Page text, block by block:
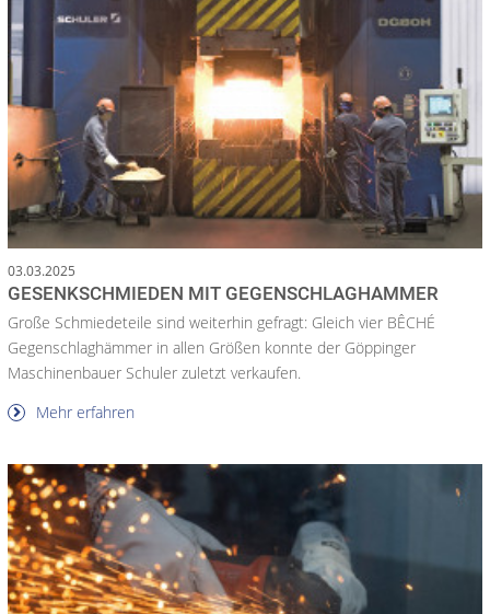
03.03.2025
GESENKSCHMIEDEN MIT GEGENSCHLAGHAMMER
Große Schmiedeteile sind weiterhin gefragt: Gleich vier BÊCHÉ
Gegenschlaghämmer in allen Größen konnte der Göppinger
Maschinenbauer Schuler zuletzt verkaufen.
Mehr erfahren